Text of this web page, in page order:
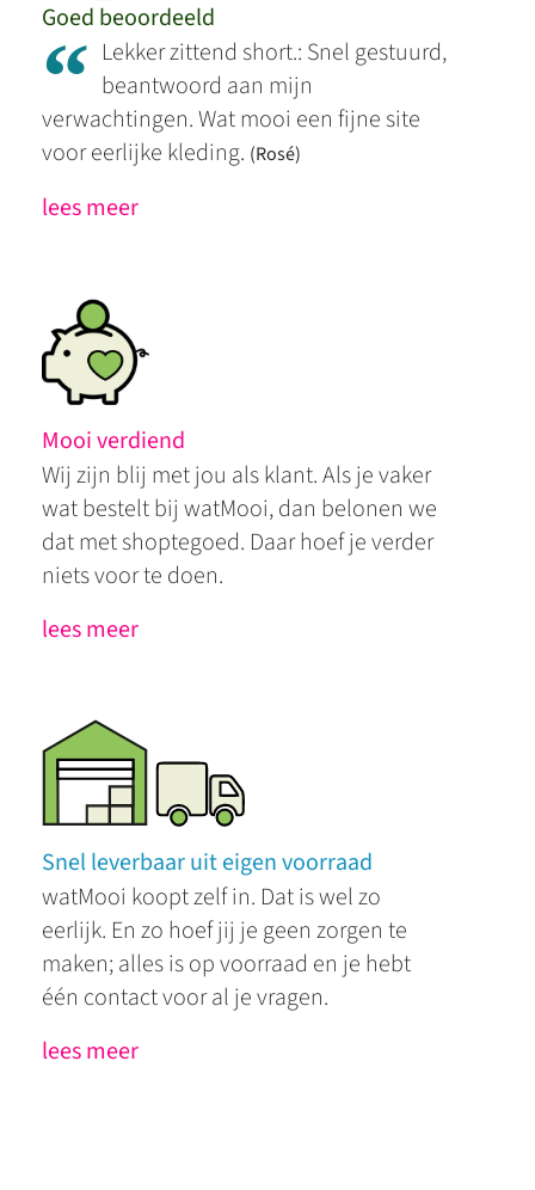
Goed beoordeeld
“ Lekker zittend short.: Snel gestuurd,
beantwoord aan mijn
verwachtingen. Wat mooi een fijne site
voor eerlijke kleding. (Rosé)
lees meer
Mooi verdiend
Wij zijn blij met jou als klant. Als je vaker
wat bestelt bij watMooi, dan belonen we
dat met shoptegoed. Daar hoef je verder
niets voor te doen.
lees meer
Snel leverbaar uit eigen voorraad
watMooi koopt zelf in. Dat is wel zo
eerlijk. En zo hoef jij je geen zorgen te
maken; alles is op voorraad en je hebt
één contact voor al je vragen.
lees meer